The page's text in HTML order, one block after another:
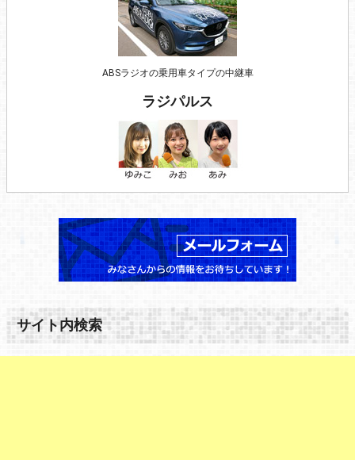
ABSラジオの乗用車タイプの中継車
ラジパルス
サイト内検索